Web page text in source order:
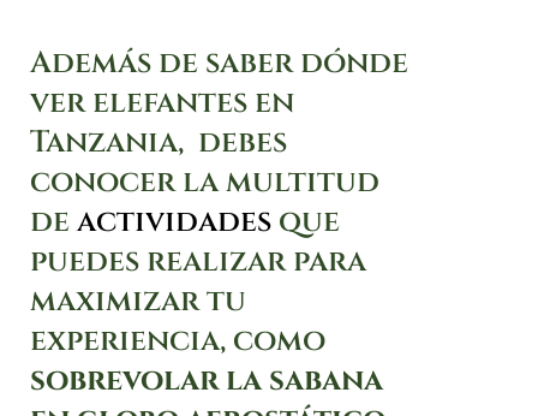
Además de saber dónde
ver elefantes en
Tanzania, debes
conocer la multitud
deactividades que
puedes realizar para
maximizar tu
experiencia, como
sobrevolar la sabana